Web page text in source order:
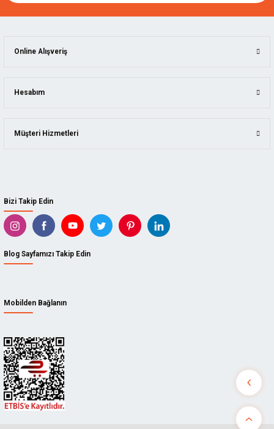
Bizi Takip Edin
Blog Sayfamızı Takip Edin
Mobilden Bağlanın
Online Alışveriş
Hesabım
Müşteri Hizmetleri